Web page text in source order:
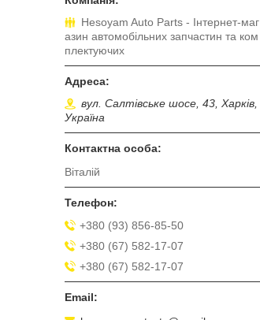
Hesoyam Auto Parts - Інтернет-маг
азин автомобільних запчастин та ком
плектуючих
вул. Салтівське шосе, 43, Харків,
Україна
Віталій
+380 (93) 856-85-50
+380 (67) 582-17-07
+380 (67) 582-17-07